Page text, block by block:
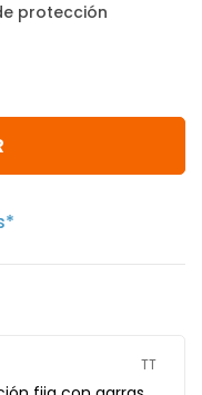
protección
TT